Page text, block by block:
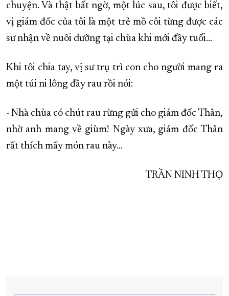
chuyện. Và thật bất ngờ, một lúc sau, tôi được biết,
vị giám đốc của tôi là một trẻ mồ côi từng được các
sư nhận về nuôi dưỡng tại chùa khi mới đầy tuổi...
Khi tôi chia tay, vị sư trụ trì con cho người mang ra
một túi ni lông đầy rau rồi nói:
- Nhà chùa có chút rau rừng gửi cho giám đốc Thân,
nhờ anh mang về giùm! Ngày xưa, giám đốc Thân
rất thích mấy món rau này…
TRẦN NINH THỌ